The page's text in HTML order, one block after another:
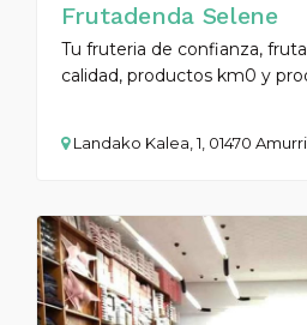
Frutadenda Selene
Tu fruteria de confianza,
calidad, productos km0 y
Landako Kalea, 1, 01470